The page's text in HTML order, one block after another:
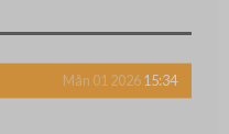
Mån 01 202615:34